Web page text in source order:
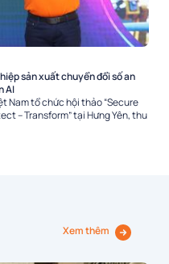
sản xuất chuyển đổi số an
AI
Nam tổ chức hội thảo “Secure
– Transform” tại Hưng Yên, thu
Xem thêm